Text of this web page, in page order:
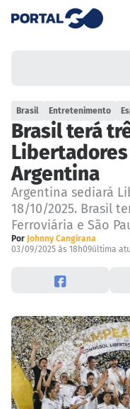
Brasil Entretenimento
Brasil terá
Libertadores
Argentina
Argentina sediará
18/10/2025. Brasil
Ferroviária e São
Por Johnny Cangirana
03/09/2025 às 18h09última